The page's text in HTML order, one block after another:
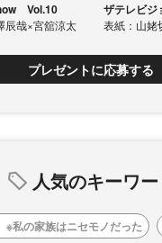
Vol.10
辰哉×宮舘涼太
ザテレビジ
表紙：山姥
プレゼントに応募する
人気のキーワ
私の家族はニセモノだった